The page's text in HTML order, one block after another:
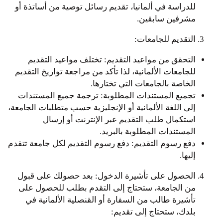
للدراسة في ألمانيا، تقديم رسائل توصية من أساتذة أو
مشرفين سابقين.
التقديم للجامعات:
التحقق من مواعيد التقديم: تختلف مواعيد التقديم
للجامعات الألمانية، لذا تأكد من مراجعة تواريخ التقديم
الخاصة بالجامعات التي تختارها.
تجميع المستندات المطلوبة: ترجمة جميع المستندات
إلى اللغة الألمانية أو الإنجليزية حسب متطلبات الجامعة،
استكمال طلب التقديم عبر الإنترنت أو إرسال
المستندات المطلوبة بالبريد.
دفع رسوم التقديم: دفع رسوم التقديم لكل جامعة تتقدم
إليها.
الحصول على تأشيرة الدخول: بعد حصولك على قبول
من الجامعة، ستحتاج إلى التقدم بطلب للحصول على
تأشيرة طالب من السفارة أو القنصلية الألمانية في
بلدك، ستحتاج إلى تقديم: